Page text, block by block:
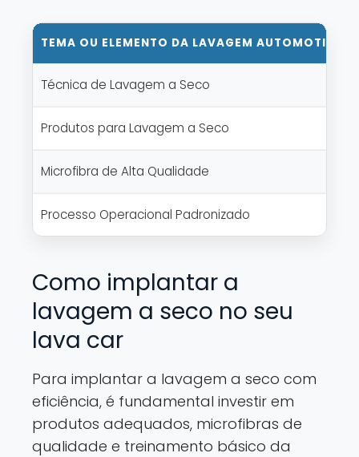
TEMA OU ELEMENTO DA LAVAGEM AUTOMOTIVA
Técnica de Lavagem a Seco
Produtos para Lavagem a Seco
Microfibra de Alta Qualidade
Processo Operacional Padronizado
Como implantar a
lavagem a seco no seu
lava car
Para implantar a lavagem a seco com
eficiência, é fundamental investir em
produtos adequados, microfibras de
qualidade e treinamento básico da